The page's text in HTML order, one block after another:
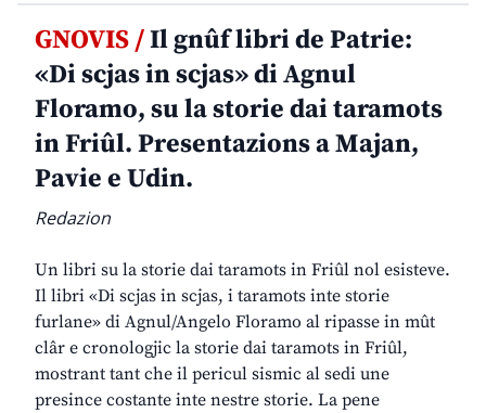
GNOVIS /Il gnûf libri de Patrie:
«Di scjas in scjas» di Agnul
Floramo, su la storie dai taramots
in Friûl. Presentazions a Majan,
Pavie e Udin.
Redazion
Un libri su la storie dai taramots in Friûl nol esisteve.
Il libri «Di scjas in scjas, i taramots inte storie
furlane» di Agnul/Angelo Floramo al ripasse in mût
clâr e cronologjic la storie dai taramots in Friûl,
mostrant tant che il pericul sismic al sedi une
presince costante inte nestre storie. La pene